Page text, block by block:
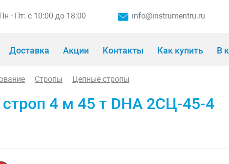
Пн - Пт: с 10:00 до 18:00 info@instrumentru.ru
Доставка Акции Контакты Как купить В
Стропы Цепные стропы
4 м 45 т DHA 2СЦ-45-4